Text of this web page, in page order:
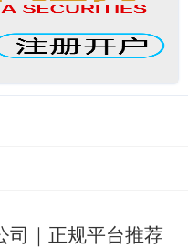
司｜正规平台推荐